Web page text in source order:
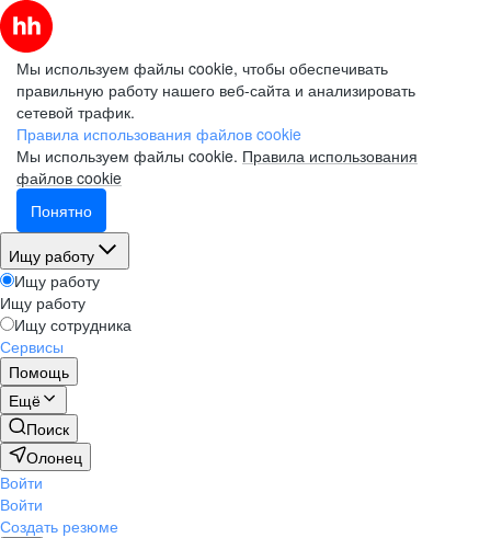
Мы используем файлы cookie, чтобы обеспечивать
правильную работу нашего веб-сайта и анализировать
сетевой трафик.
Правила использования файлов cookie
Мы используем файлы cookie. Правила использования
файлов cookie
Понятно
Ищу работу
Ищу работу
Ищу работу
Ищу сотрудника
Сервисы
Помощь
Ещё
Поиск
Олонец
Войти
Войти
Создать резюме